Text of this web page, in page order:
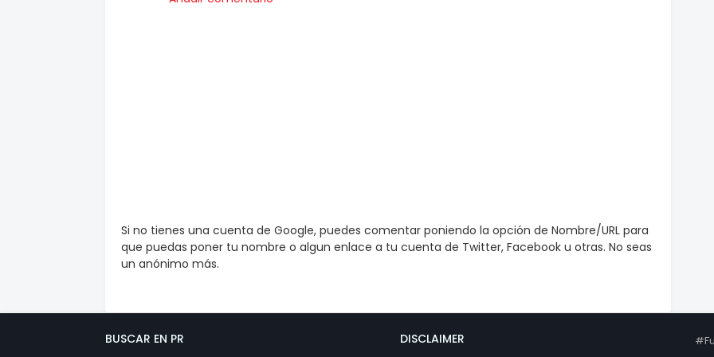
Si no tienes una cuenta de Google, puedes comentar poniendo la opción de Nombre/URL para
que puedas poner tu nombre o algun enlace a tu cuenta de Twitter, Facebook u otras. No seas
un anónimo más.
BUSCAR EN PR DISCLAIMER